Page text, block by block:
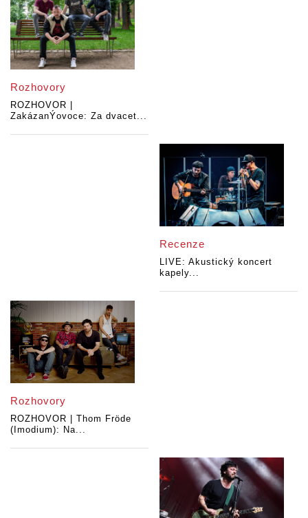
Rozhovory
ROZHOVOR |
ZakázanÝovoce: Za dvacet...
Recenze
LIVE: Akustický koncert
kapely...
Rozhovory
ROZHOVOR | Thom Fröde
(Imodium): Na...